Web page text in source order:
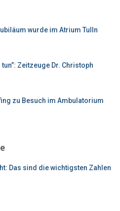
wurde im Atrium Tulln
Zeitzeuge Dr. Christoph
zu Besuch im Ambulatorium
Das sind die wichtigsten Zahlen